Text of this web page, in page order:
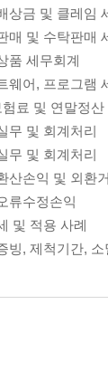
상금 및 클레임
매 및 수탁판매
품 세무회계
웨어, 프로그램
료 및 연말정산
무 및 회계처리
무 및 회계처리
산손익 및 외환
류수정손익
및 적용 사례
빙, 제척기간, 소